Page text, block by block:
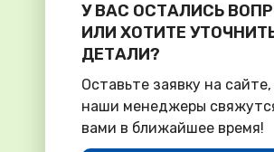
У ВАС ОСТАЛИСЬ
ИЛИ ХОТИТЕ
ДЕТАЛИ?
Оставьте заявку на сайте,
наши менеджеры
вами в ближайшее время!